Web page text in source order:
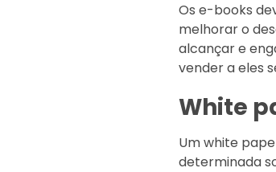
Os e-books
melhorar o
alcançar e
vender a eles
White
Um white
determinada